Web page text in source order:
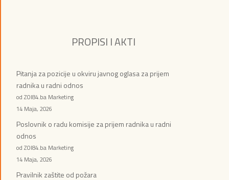
PROPISI I AKTI
Pitanja za pozicije u okviru javnog oglasa za prijem
radnika u radni odnos
od ZOI84.ba Marketing
14 Maja, 2026
Poslovnik o radu komisije za prijem radnika u radni
odnos
od ZOI84.ba Marketing
14 Maja, 2026
Pravilnik zaštite od požara